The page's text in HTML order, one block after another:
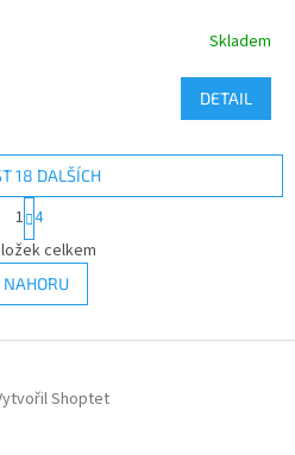
Skladem
DETAIL
O
v
l
á
í
18 DALŠÍCH
S
t
r
á
n
k
v
n
í
1 4
celkem
NAHORU
Shoptet